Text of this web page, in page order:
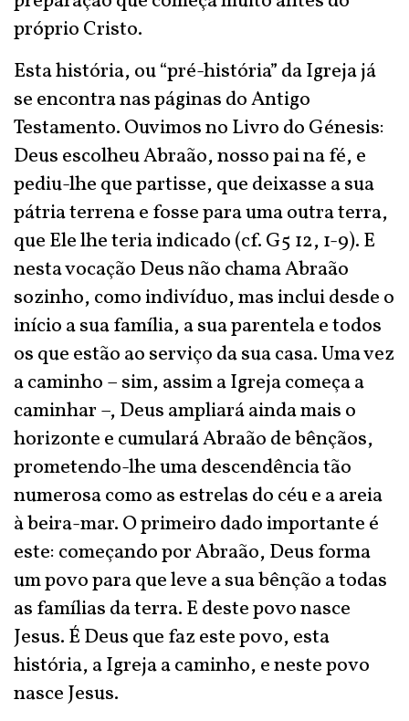
próprio Cristo.
Esta história, ou “pré-história” da Igreja já
se encontra nas páginas do Antigo
Testamento. Ouvimos no Livro do Génesis:
Deus escolheu Abraão, nosso pai na fé, e
pediu-lhe que partisse, que deixasse a sua
pátria terrena e fosse para uma outra terra,
que Ele lhe teria indicado (cf. G5 12, 1-9). E
nesta vocação Deus não chama Abraão
sozinho, como indivíduo, mas inclui desde o
início a sua família, a sua parentela e todos
os que estão ao serviço da sua casa. Uma vez
a caminho – sim, assim a Igreja começa a
caminhar –, Deus ampliará ainda mais o
horizonte e cumulará Abraão de bênçãos,
prometendo-lhe uma descendência tão
numerosa como as estrelas do céu e a areia
à beira-mar. O primeiro dado importante é
este: começando por Abraão, Deus forma
um povo para que leve a sua bênção a todas
as famílias da terra. E deste povo nasce
Jesus. É Deus que faz este povo, esta
história, a Igreja a caminho, e neste povo
nasce Jesus.